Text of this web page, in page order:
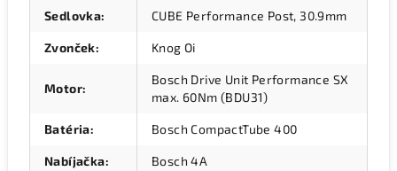
Sedlovka: CUBE Performance Post, 30.9mm
Zvonček: Knog Oi
Motor:
Bosch Drive Unit Performance SX
max. 60Nm (BDU31)
Batéria: Bosch CompactTube 400
Nabíjačka: Bosch 4A